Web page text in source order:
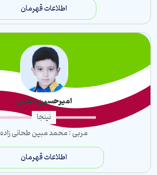
اطلاعات قهرمان
امیرحسین عباسی
نینجا
مربی : محمد مبین طحانی زاده
اطلاعات قهرمان